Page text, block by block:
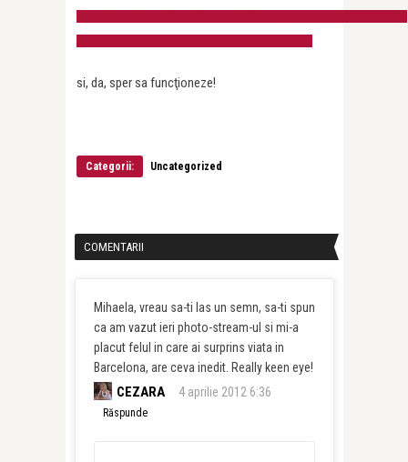
si, da, sper sa funcţioneze!
Categorii: Uncategorized
COMENTARII
Mihaela, vreau sa-ti las un semn, sa-ti spun
ca am vazut ieri photo-stream-ul si mi-a
placut felul in care ai surprins viata in
Barcelona, are ceva inedit. Really keen eye!
CEZARA 4 aprilie 2012 6:36
Răspunde